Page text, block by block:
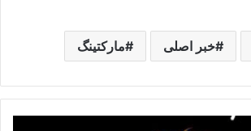
خبر اصلی مارکتینگ